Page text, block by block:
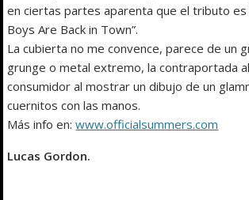
en ciertas partes aparenta que el tributo es
Boys Are Back in Town”.
La cubierta no me convence, parece de un
grunge o metal extremo, la contraportada
consumidor al mostrar un dibujo de un
cuernitos con las manos.
Más info en:www.officialsummers.com
Lucas Gordon.